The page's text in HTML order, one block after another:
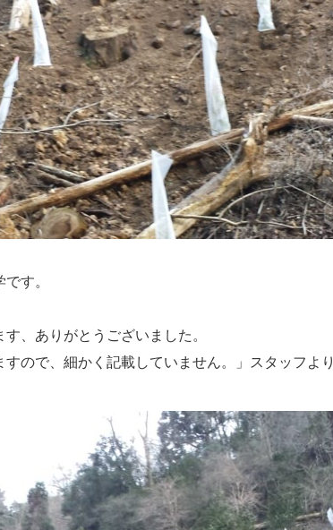
す。
、ありがとうございました。
すので、細かく記載していません。」スタッフより